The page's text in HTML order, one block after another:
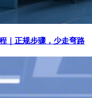
｜正规步骤，少走弯路